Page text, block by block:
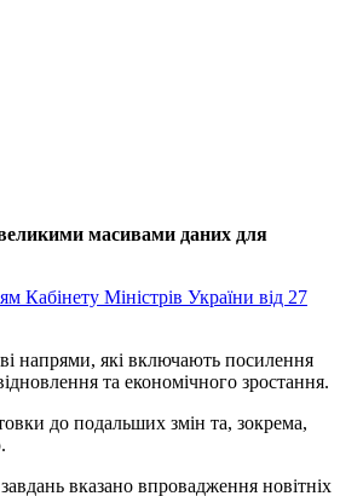
масивами даних для
Кабінету Міністрів України від 27
напрями, які включають посилення
та економічного зростання.
до подальших змін та, зокрема,
вказано впровадження новітніх